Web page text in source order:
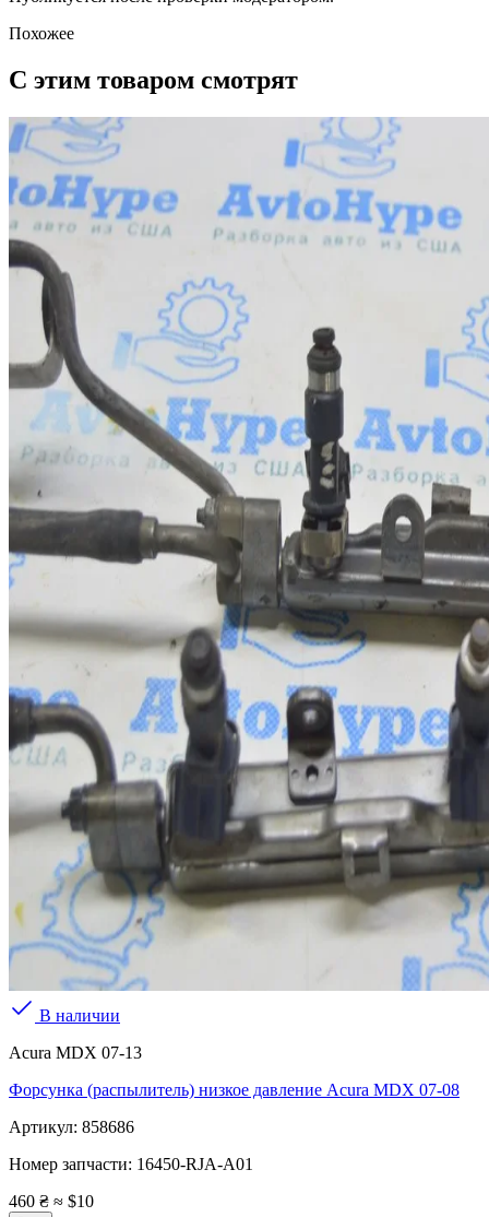
Похожее
С этим товаром смотрят
В наличии
Acura MDX 07-13
Форсунка (распылитель) низкое давление Acura MDX 07-08
Артикул: 858686
Номер запчасти: 16450-RJA-A01
460 ₴ ≈ $10